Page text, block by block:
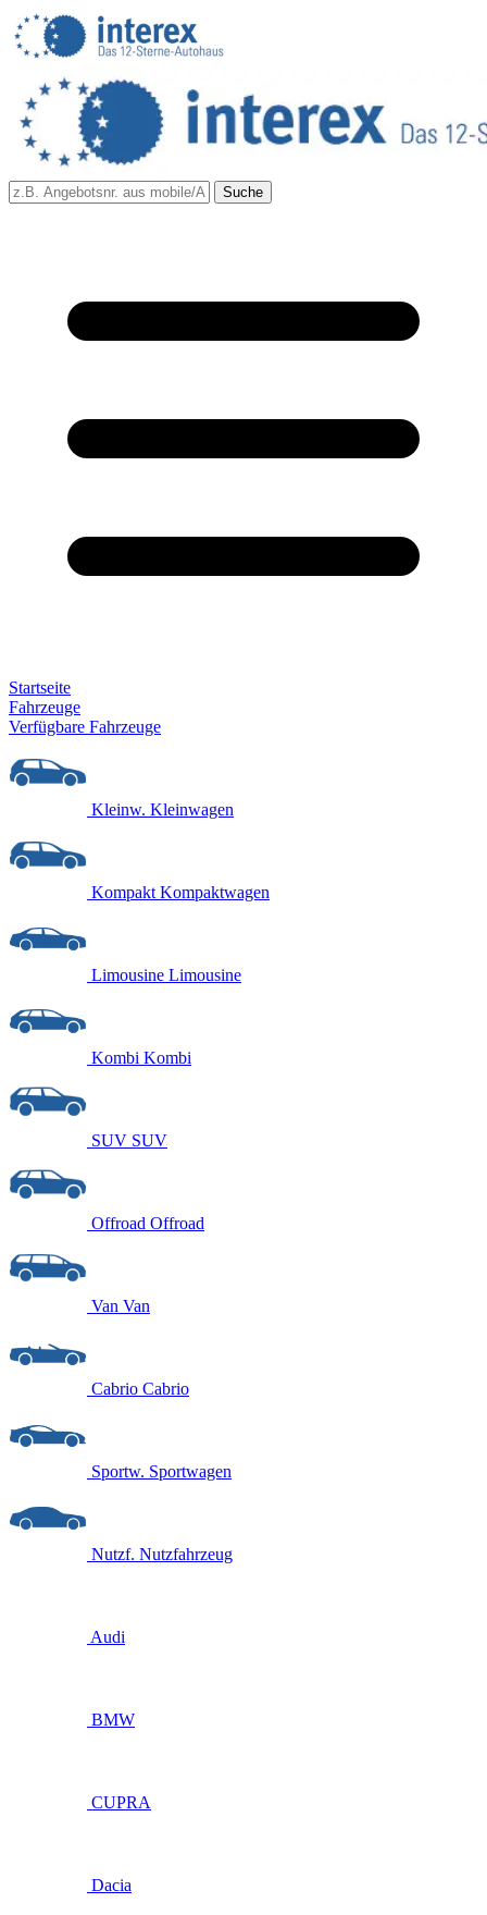
Suche
Startseite
Fahrzeuge
Verfügbare Fahrzeuge
Kleinw. Kleinwagen
Kompakt Kompaktwagen
Limousine Limousine
Kombi Kombi
SUV SUV
Offroad Offroad
Van Van
Cabrio Cabrio
Sportw. Sportwagen
Nutzf. Nutzfahrzeug
Audi
BMW
CUPRA
Dacia